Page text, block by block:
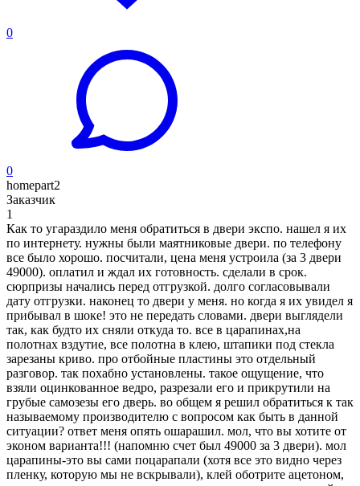
0
0
homepart2
Заказчик
1
Как то угараздило меня обратиться в двери экспо. нашел я их
по интернету. нужны были маятниковые двери. по телефону
все было хорошо. посчитали, цена меня устроила (за 3 двери
49000). оплатил и ждал их готовность. сделали в срок.
сюрпризы начались перед отгрузкой. долго согласовывали
дату отгрузки. наконец то двери у меня. но когда я их увидел я
прибывал в шоке! это не передать словами. двери выглядели
так, как будто их сняли откуда то. все в царапинах,на
полотнах вздутие, все полотна в клею, штапики под стекла
зарезаны криво. про отбойные пластины это отдельный
разговор. так похабно установлены. такое ощущение, что
взяли оцинкованное ведро, разрезали его и прикрутили на
грубые самозезы его дверь. во общем я решил обратиться к так
называемому производителю с вопросом как быть в данной
ситуации? ответ меня опять ошарашил. мол, что вы хотите от
эконом варианта!!! (напомню счет был 49000 за 3 двери). мол
царапины-это вы сами поцарапали (хотя все это видно через
пленку, которую мы не вскрывали), клей оботрите ацетоном,